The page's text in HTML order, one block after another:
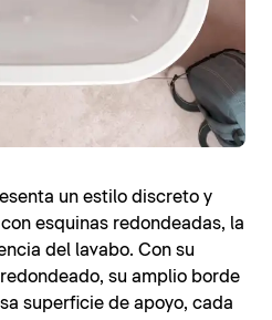
un estilo discreto y
esquinas redondeadas, la
del lavabo. Con su
su amplio borde
superficie de apoyo, cada